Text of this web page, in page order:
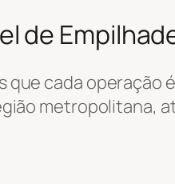
de
cada
metropolitana,